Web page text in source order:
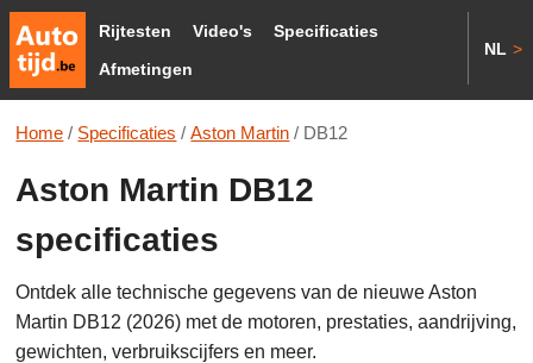
Rijtesten Video's
Specificaties
Afmetingen
NL >
Home / Specificaties / Aston Martin / DB12
Aston Martin DB12
specificaties
Ontdek alle technische gegevens van de nieuwe Aston
Martin DB12 (2026) met de motoren, prestaties, aandrijving,
gewichten, verbruikscijfers en meer.